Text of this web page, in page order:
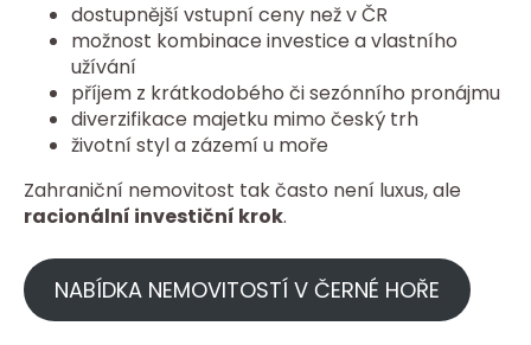
dostupnější vstupní ceny než v ČR
možnost kombinace investice a vlastního
užívání
příjem z krátkodobého či sezónního pronájmu
diverzifikace majetku mimo český trh
životní styl a zázemí u moře
Zahraniční nemovitost tak často není luxus, ale
racionální investiční krok.
NABÍDKA NEMOVITOSTÍ V ČERNÉ HOŘE